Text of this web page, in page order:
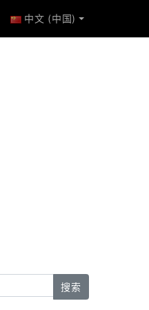
中文 (中国)